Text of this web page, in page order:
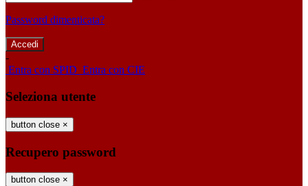
Password dimenticata?
-
Entra con SPID Entra con CIE
Seleziona utente
button close ×
Recupero password
button close ×